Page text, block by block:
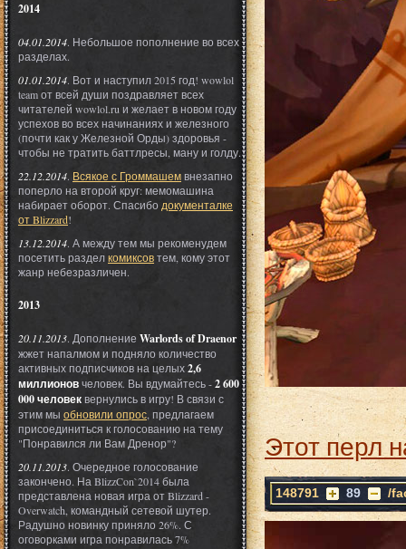
2014
04.01.2014. Небольшое пополнение во всех
разделах.
01.01.2014. Вот и наступил 2015 год! wowlol
team от всей души поздравляет всех
читателей wowlol.ru и желает в новом году
успехов во всех начинаниях и железного
(почти как у Железной Орды) здоровья -
чтобы не тратить баттлресы, ману и голду.
22.12.2014. Всякое с Громмашемвнезапно
поперло на второй круг: мемомашина
набирает оборот. Спасибо документалке
от Blizzard!
13.12.2014. А между тем мы рекоменудем
посетить разделкомиксовтем, кому этот
жанр небезразличен.
2013
20.11.2013. Дополнение Warlords of Draenor
жжет напалмом и подняло количество
активных подписчиков на целых2,6
миллионовчеловек. Вы вдумайтесь -2 600
000 человеквернулись в игру! В связи с
этим мы обновили опрос , предлагаем
присоединиться к голосованию на тему
"Понравился ли Вам Дренор"?
20.11.2013. Очередное голосование
закончено. На BlizzCon`2014 была
представлена новая игра от Blizzard -
Overwatch, командный сетевой шутер.
Радушно новинку приняло 26%. С
оговорками игра понравилась 7%
Этот перл
148791 89 /